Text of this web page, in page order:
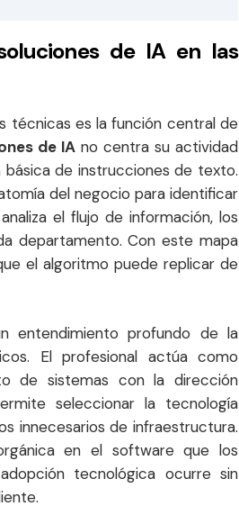
de IA en las
técnicas es la función central de
de IA no centra su actividad
de instrucciones de texto.
del negocio para identificar
el flujo de información, los
departamento. Con este mapa
el algoritmo puede replicar de
entendimiento profundo de la
El profesional actúa como
de sistemas con la dirección
seleccionar la tecnología
innecesarios de infraestructura.
en el software que los
tecnológica ocurre sin